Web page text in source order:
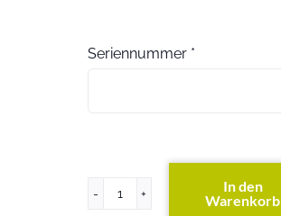
Seriennummer *
HP
In den
Warenkorb